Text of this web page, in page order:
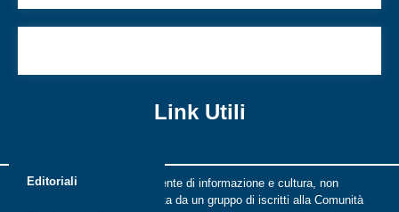
Link Utili
Editoriali
Riflessi è una rivista indipendente di informazione e cultura, non
periodica, digitale e on line nata da un gruppo di iscritti alla Comunità